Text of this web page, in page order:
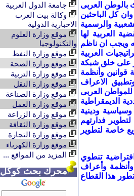
بالوطن العربى
كل الباحثين
والرسمية
العربية لها
ويجب ان ناظم
العربية
على خلق شبكة
قوانين وأنظمة
الاعراف
للمواطن العربى
الديمقراطية
ودينية
فدارتهم
خاصة لتطوير
تنطوي
وأنظمة وأعراف
تطور هذا القطاع
جامعة الدول العربية
وكالة بيت العرب
الاخبارية الدولية
موقع وزارة العلوم
والتكنولوجيا
موقع وزارة النفط
موقع وزارة الصحة
موقع وزارة التربية
موقع وزارة النقل
موقع وزارة الصناعة
موقع وزارة العمل
موقع وزارة الزراعة
موقع وزارة الثقافة
موقع وزارة التجارة
موقع وزارة الكهرباء
المزيد من المواقع ...
محرك بحث كوكل